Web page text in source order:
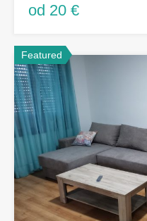
od 20 €
Featured